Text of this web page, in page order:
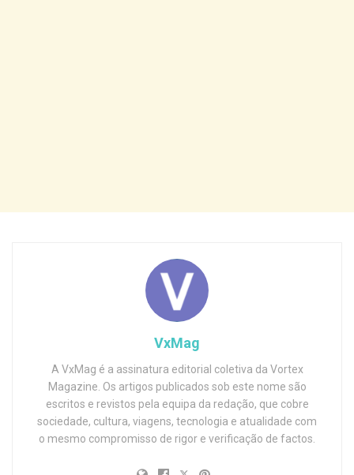
VxMag
A VxMag é a assinatura editorial coletiva da Vortex
Magazine. Os artigos publicados sob este nome são
escritos e revistos pela equipa da redação, que cobre
sociedade, cultura, viagens, tecnologia e atualidade com
o mesmo compromisso de rigor e verificação de factos.